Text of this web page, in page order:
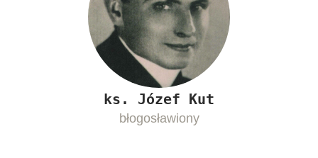
ks. Józef Kut
błogosławiony